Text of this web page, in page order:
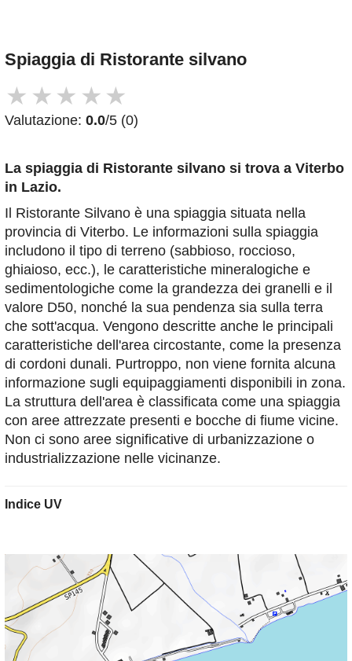
Spiaggia di Ristorante silvano
★ ★ ★ ★ ★
Valutazione: 0.0/5 (0)
La spiaggia di Ristorante silvano si trova a Viterbo
in Lazio.
Il Ristorante Silvano è una spiaggia situata nella
provincia di Viterbo. Le informazioni sulla spiaggia
includono il tipo di terreno (sabbioso, roccioso,
ghiaioso, ecc.), le caratteristiche mineralogiche e
sedimentologiche come la grandezza dei granelli e il
valore D50, nonché la sua pendenza sia sulla terra
che sott'acqua. Vengono descritte anche le principali
caratteristiche dell'area circostante, come la presenza
di cordoni dunali. Purtroppo, non viene fornita alcuna
informazione sugli equipaggiamenti disponibili in zona.
La struttura dell'area è classificata come una spiaggia
con aree attrezzate presenti e bocche di fiume vicine.
Non ci sono aree significative di urbanizzazione o
industrializzazione nelle vicinanze.
Indice UV